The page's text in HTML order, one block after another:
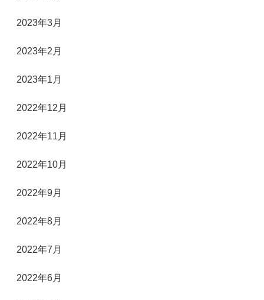
2023年3月
2023年2月
2023年1月
2022年12月
2022年11月
2022年10月
2022年9月
2022年8月
2022年7月
2022年6月